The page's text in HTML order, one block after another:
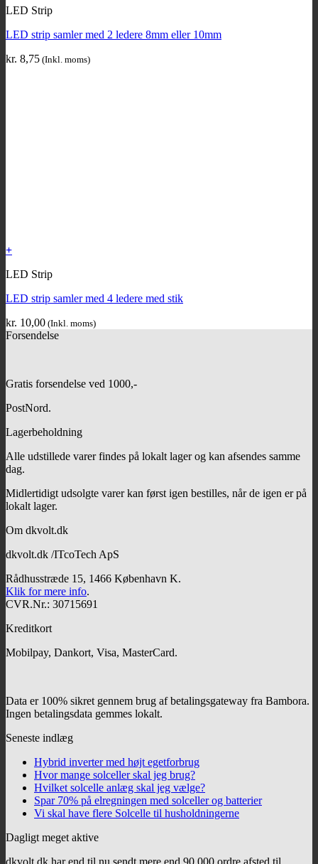
LED Strip
LED strip samler med 2 ledere 8mm eller 10mm
kr. 8,75 (Inkl. moms)
+
LED Strip
LED strip samler med 4 ledere med stik
kr. 10,00 (Inkl. moms)
Forsendelse
Gratis forsendelse ved 1000,-
PostNord.
Lagerbeholdning
Alle udstillede varer findes på lokalt lager og kan afsendes samme
dag.
Midlertidigt udsolgte varer kan først igen bestilles, når de igen er på
lokalt lager.
Om dkvolt.dk
dkvolt.dk /ITcoTech ApS
Rådhusstræde 15, 1466 København K.
Klik for mere info.
CVR.Nr.: 30715691
Kreditkort
Mobilpay, Dankort, Visa, MasterCard.
Data er 100% sikret gennem brug af betalingsgateway fra Bambora.
Ingen betalingsdata gemmes lokalt.
Seneste indlæg
Hybrid inverter med højt egetforbrug
Hvor mange solceller skal jeg brug?
Hvilket solcelle anlæg skal jeg vælge?
Spar 70% på elregningen med solceller og batterier
Vi skal have flere Solcelle til husholdningerne
Dagligt meget aktive
dkvolt.dk har end til nu sendt mere end 90.000 ordre afsted til